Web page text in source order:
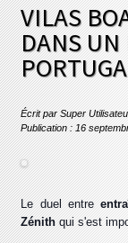
VILAS
DANS UN
Écrit parSuper
Publication : 16
Le duel entre
Zénithqui s'est